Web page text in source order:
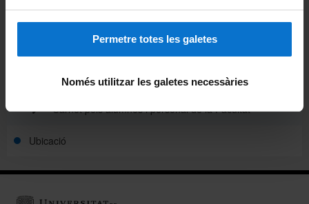
Permetre totes les galetes
Només utilitzar les galetes necessàries
Pòdcast ἀκουστικός (akoustikós)
Beques de col·laboració
Alumni
Carnet pels alumnes i personal de la Facultat
Ubicació